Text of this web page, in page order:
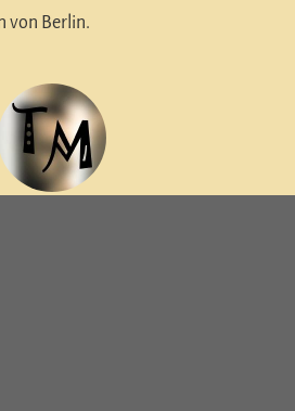
von Berlin.